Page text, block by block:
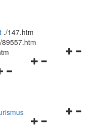
./147.htm
/89557.htm
Navigationsmenü
Navigationsmenü